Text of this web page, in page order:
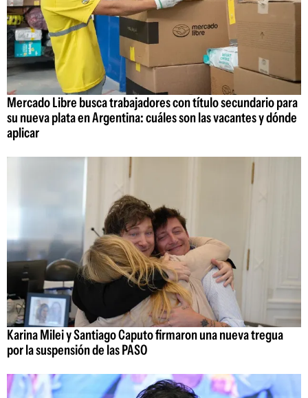
Mercado Libre busca trabajadores con título secundario para
su nueva plata en Argentina: cuáles son las vacantes y dónde
aplicar
Karina Milei y Santiago Caputo firmaron una nueva tregua
por la suspensión de las PASO